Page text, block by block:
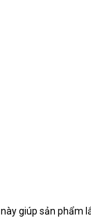
giúp sản phẩm